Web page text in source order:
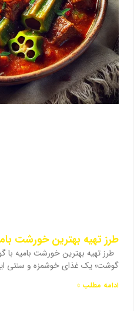
طرز تهیه بهترین خورشت
طرز تهیه بهترین خورشت بامیه
گوشت؛ یک غذای خوشمزه و سنتی
ادامه مطلب »